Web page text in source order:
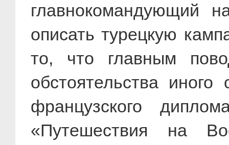
главнокомандующий
описать турецкую
то, что главным
обстоятельства
французского
«Путешествия на